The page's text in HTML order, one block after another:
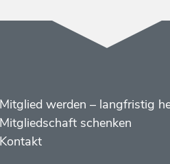
Menüs
Footer
2
Mitglied werden – langfristig
Mitgliedschaft schenken
Kontakt